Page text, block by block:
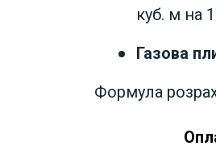
куб. м на
Газова
Формула